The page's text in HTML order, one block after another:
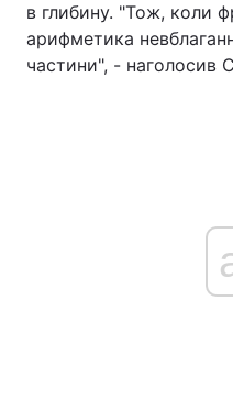
в глибину. "Тож, коли
арифметика
частини", - наголосив